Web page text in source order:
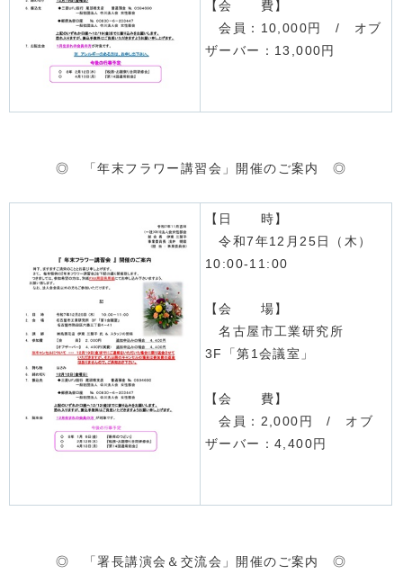
【会 費】
会員：10,000円 / オブ
ザーバー：13,000円
◎ 「年末フラワー講習会」開催のご案内 ◎
【日 時】
令和7年12月25日（木）
10:00-11:00
【会 場】
名古屋市工業研究所
3F「第1会議室」
【会 費】
会員：2,000円 / オブ
ザーバー：4,400円
◎ 「署長講演会＆交流会」開催のご案内 ◎